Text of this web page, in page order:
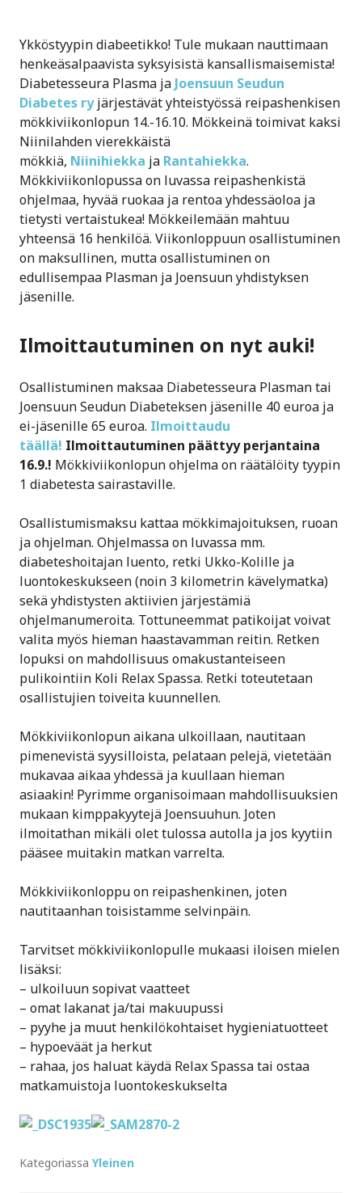
Ykköstyypin diabeetikko! Tule mukaan nauttimaan
henkeäsalpaavista syksyisistä kansallismaisemista!
Diabetesseura Plasma ja Joensuun Seudun
Diabetes ryjärjestävät yhteistyössä reipashenkisen
mökkiviikonlopun 14.-16.10. Mökkeinä toimivat kaksi
Niinilahden vierekkäistä
mökkiä, Niinihiekka ja Rantahiekka.
Mökkiviikonlopussa on luvassa reipashenkistä
ohjelmaa, hyvää ruokaa ja rentoa yhdessäoloa ja
tietysti vertaistukea! Mökkeilemään mahtuu
yhteensä 16 henkilöä. Viikonloppuun osallistuminen
on maksullinen, mutta osallistuminen on
edullisempaa Plasman ja Joensuun yhdistyksen
jäsenille.
Ilmoittautuminen on nyt auki!
Osallistuminen maksaa Diabetesseura Plasman tai
Joensuun Seudun Diabeteksen jäsenille 40 euroa ja
ei-jäsenille 65 euroa. Ilmoittaudu
täällä! Ilmoittautuminen päättyy perjantaina
16.9.! Mökkiviikonlopun ohjelma on räätälöity tyypin
1 diabetesta sairastaville.
Osallistumismaksu kattaa mökkimajoituksen, ruoan
ja ohjelman. Ohjelmassa on luvassa mm.
diabeteshoitajan luento, retki Ukko-Kolille ja
luontokeskukseen (noin 3 kilometrin kävelymatka)
sekä yhdistysten aktiivien järjestämiä
ohjelmanumeroita. Tottuneemmat patikoijat voivat
valita myös hieman haastavamman reitin. Retken
lopuksi on mahdollisuus omakustanteiseen
pulikointiin Koli Relax Spassa. Retki toteutetaan
osallistujien toiveita kuunnellen.
Mökkiviikonlopun aikana ulkoillaan, nautitaan
pimenevistä syysilloista, pelataan pelejä, vietetään
mukavaa aikaa yhdessä ja kuullaan hieman
asiaakin! Pyrimme organisoimaan mahdollisuuksien
mukaan kimppakyytejä Joensuuhun. Joten
ilmoitathan mikäli olet tulossa autolla ja jos kyytiin
pääsee muitakin matkan varrelta.
Mökkiviikonloppu on reipashenkinen, joten
nautitaanhan toisistamme selvinpäin.
Tarvitset mökkiviikonlopulle mukaasi iloisen mielen
lisäksi:
– ulkoiluun sopivat vaatteet
– omat lakanat ja/tai makuupussi
– pyyhe ja muut henkilökohtaiset hygieniatuotteet
– hypoeväät ja herkut
– rahaa, jos haluat käydä Relax Spassa tai ostaa
matkamuistoja luontokeskukselta
Kategoriassa Yleinen